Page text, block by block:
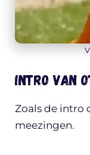
Intro van
Zoals de intro
meezingen.